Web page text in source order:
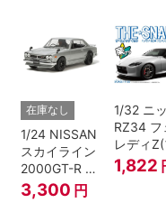
在庫なし
1/24 NISSAN
スカイライン
2000GT-R ス
トリートカス
タム
3,300 円
1/32 ニ
RZ34 フ
レディZ(
リアント
バー)
1,822